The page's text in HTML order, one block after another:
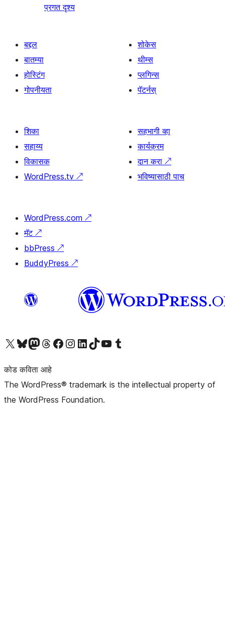
प्रगत दृश्य
बद्दल
बातम्या
होस्टिंग
गोपनीयता
शोकेस
थीम्स
प्लगिन्स
पॅटर्नस्
शिका
सहाय्य
विकासक
WordPress.tv ↗
सहभागी व्हा
कार्यक्रम
दान करा ↗
भविष्यासाठी पाच
WordPress.com ↗
मॅट ↗
bbPress ↗
BuddyPress ↗
आमच्या X (एक्स) (पूर्वीचे ट्विटर) खात्याला भेट द्या आमच्या ब्लूस्की खात्याला भेट द्या.आमच्या Mastodon खात्याला भेट द्या.आमच्या थ्रेड्स खात्याला भेट द्या. आमच्या फेसबुक पेजला भेट द्या आमच्या इंस्टाग्राम खात्याला भेट द्या आमच्या लिंक्डइन खात्याला भेट द्या आमच्या टिकटॉक अकाउंटला भेट द्या.आमच्या यूट्यूब चॅनेलला भेट द्या आमच्या टंबलर खात्याला भेट द्या.
कोड कविता आहे
The WordPress® trademark is the intellectual property of
the WordPress Foundation.